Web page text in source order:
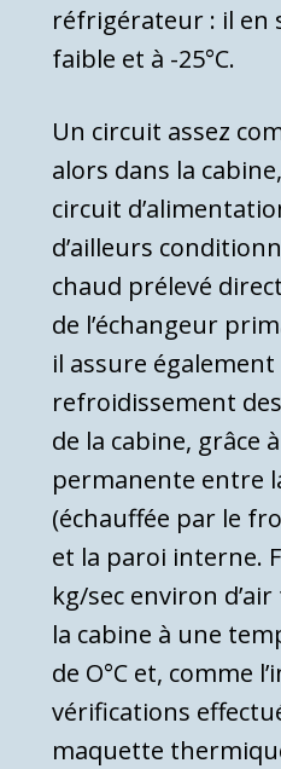
réfrigérateur : il en
faible et à -25°C.
Un circuit assez
alors dans la
circuit
d’ailleurs
chaud pré­levé
de l’échangeur
il assure également
refroidissement
de la cabine, grâce
permanente entre
(échauffée par le
et la paroi interne.
kg/sec environ
la cabine à une
de O°C et, comme
vérifications
maquette